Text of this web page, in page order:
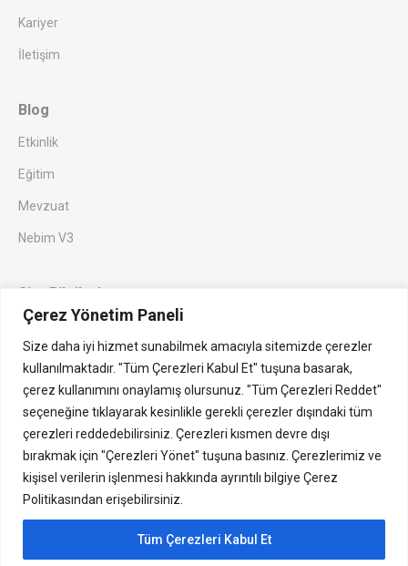
Çerez Yönetim Paneli
Size daha iyi hizmet sunabilmek amacıyla sitemizde çerezler
kullanılmaktadır. "Tüm Çerezleri Kabul Et" tuşuna basarak,
çerez kullanımını onaylamış olursunuz. "Tüm Çerezleri Reddet"
seçeneğine tıklayarak kesinlikle gerekli çerezler dışındaki tüm
çerezleri reddedebilirsiniz. Çerezleri kısmen devre dışı
bırakmak için "Çerezleri Yönet" tuşuna basınız. Çerezlerimiz ve
kişisel verilerin işlenmesi hakkında ayrıntılı bilgiye Çerez
Politikasından erişebilirsiniz.
Tüm Çerezleri Kabul Et
Kariyer
İletişim
Blog
Etkinlik
Eğitim
Mevzuat
Nebim V3
Site Bilgileri
Gizlilik
Site Kullanım Bilgilendirmesi
Telif Hakkı